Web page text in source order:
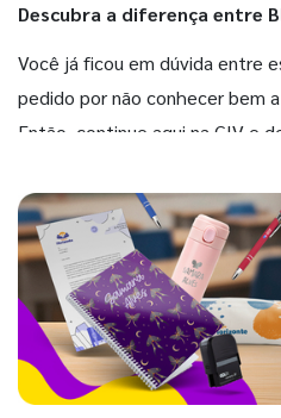
Descubra a diferença entre
Você já ficou em dúvida entre
pedido por não conhecer bem
Então, continue aqui na GIV e